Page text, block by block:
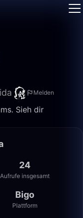
Melden
Sieh dir
24
Aufrufe insgesamt
Bigo
Plattform